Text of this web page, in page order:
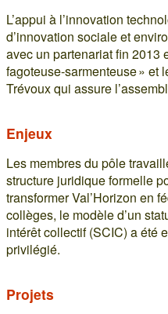
L’appui à l’innovation
d’innovation sociale et
avec un partenariat fin 2013
fagoteuse-sarmenteuse » et
Trévoux qui assure
Enjeux
Les membres du pôle
structure juridique formelle
transformer Val’Horizon en
collèges, le modèle d’un
intérêt collectif (SCIC) a été
privilégié.
Projets